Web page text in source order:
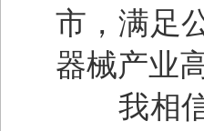
市，满足
器械产业
我相信